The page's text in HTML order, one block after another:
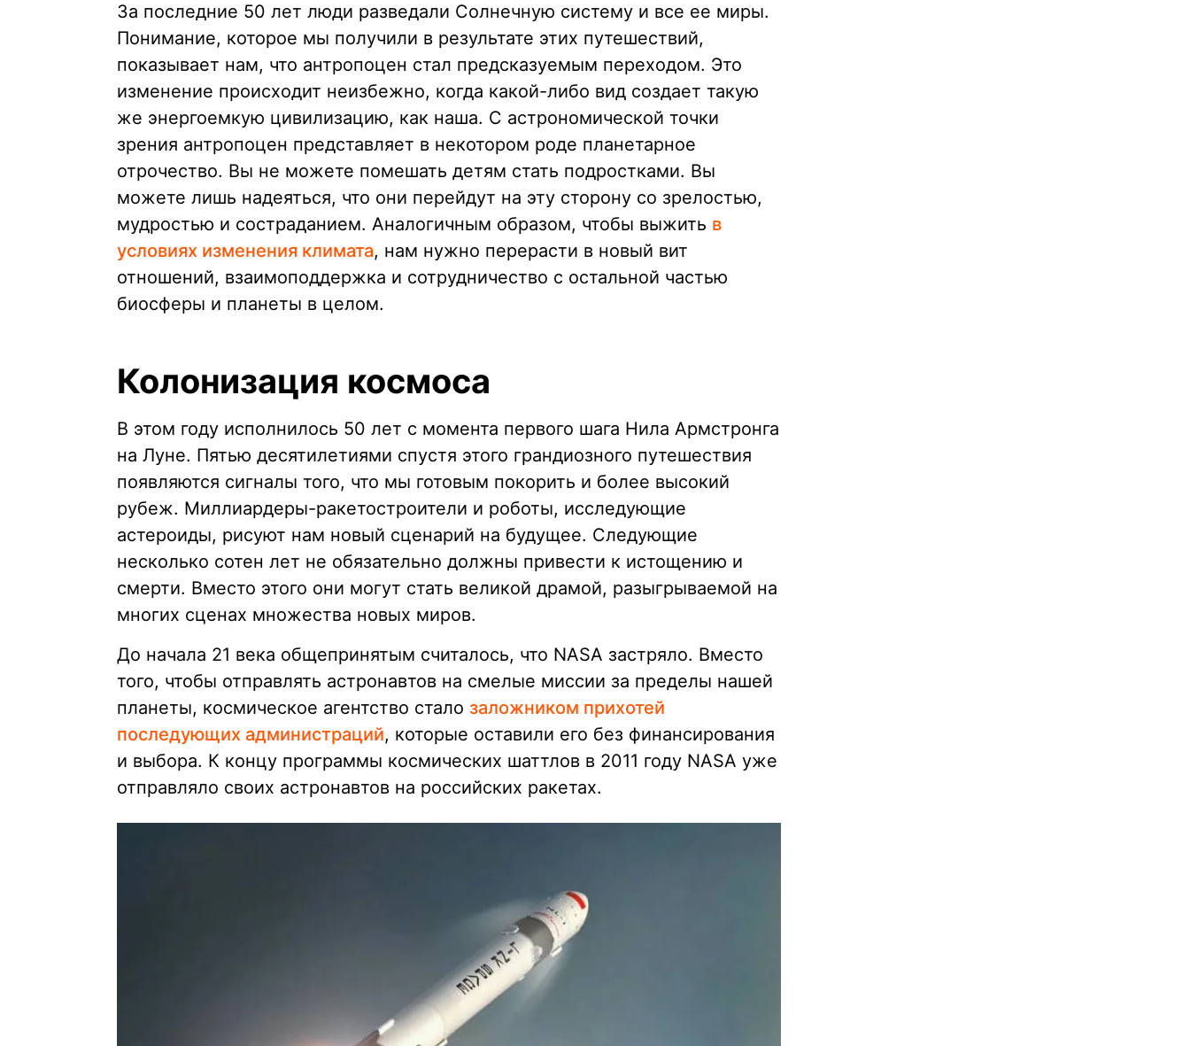
За последние 50 лет люди разведали Солнечную систему и все ее миры.
Понимание, которое мы получили в результате этих путешествий,
показывает нам, что антропоцен стал предсказуемым переходом. Это
изменение происходит неизбежно, когда какой-либо вид создает такую
же энергоемкую цивилизацию, как наша. С астрономической точки
зрения антропоцен представляет в некотором роде планетарное
отрочество. Вы не можете помешать детям стать подростками. Вы
можете лишь надеяться, что они перейдут на эту сторону со зрелостью,
мудростью и состраданием. Аналогичным образом, чтобы выжить в
условиях изменения климата, нам нужно перерасти в новый вит
отношений, взаимоподдержка и сотрудничество с остальной частью
биосферы и планеты в целом.
Колонизация космоса
В этом году исполнилось 50 лет с момента первого шага Нила Армстронга
на Луне. Пятью десятилетиями спустя этого грандиозного путешествия
появляются сигналы того, что мы готовым покорить и более высокий
рубеж. Миллиардеры-ракетостроители и роботы, исследующие
астероиды, рисуют нам новый сценарий на будущее. Следующие
несколько сотен лет не обязательно должны привести к истощению и
смерти. Вместо этого они могут стать великой драмой, разыгрываемой на
многих сценах множества новых миров.
До начала 21 века общепринятым считалось, что NASA застряло. Вместо
того, чтобы отправлять астронавтов на смелые миссии за пределы нашей
планеты, космическое агентство стало заложником прихотей
последующих администраций, которые оставили его без финансирования
и выбора. К концу программы космических шаттлов в 2011 году NASA уже
отправляло своих астронавтов на российских ракетах.